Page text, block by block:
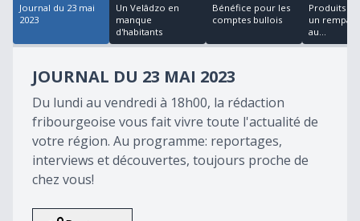
Journal du 23 mai
2023
Un Velâdzo en
manque
d'habitants
Bénéfice pour les
comptes bullois
Produits
un rempart
au...
JOURNAL DU 23 MAI 2023
Du lundi au vendredi à 18h00, la rédaction
fribourgeoise vous fait vivre toute l'actualité de
votre région. Au programme: reportages,
interviews et découvertes, toujours proche de
chez vous!